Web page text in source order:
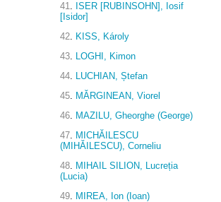
41. ISER [RUBINSOHN], Iosif
[Isidor]
42. KISS, Károly
43. LOGHI, Kimon
44. LUCHIAN, Ștefan
45. MĂRGINEAN, Viorel
46. MAZILU, Gheorghe (George)
47. MICHĂILESCU
(MIHĂILESCU), Corneliu
48. MIHAIL SILION, Lucreția
(Lucia)
49. MIREA, Ion (Ioan)